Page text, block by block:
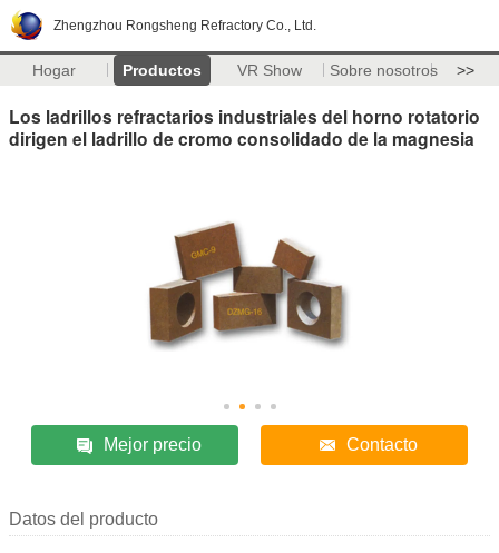
Zhengzhou Rongsheng Refractory Co., Ltd.
Hogar Productos VR Show Sobre nosotros >>
Los ladrillos refractarios industriales del horno rotatorio
dirigen el ladrillo de cromo consolidado de la magnesia
Mejor precio Contacto
Datos del producto